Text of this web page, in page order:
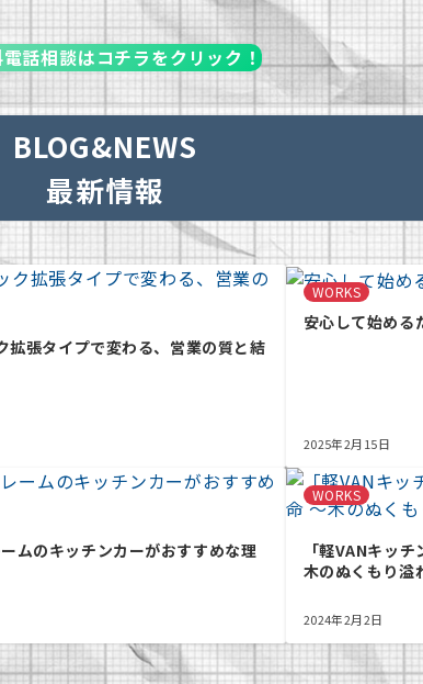
話相談はコチラをクリック！
BLOG&NEWS
最新情報
拡張タイプで変わる、営業の質と結
WORKS
安心して始める
2025年2月15日
ムのキッチンカーがおすすめな理
WORKS
「軽VANキッ
木のぬくもり溢
2024年2月2日